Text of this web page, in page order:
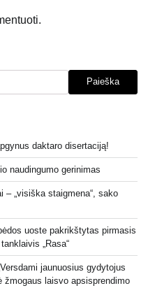
Paieška
daktaro disertaciją!
naudingumo gerinimas
– „visiška staigmena“, sako
uoste pakrikštytas pirmasis
„Rasa“
jaunuosius gydytojus
žmogaus laisvo apsisprendimo